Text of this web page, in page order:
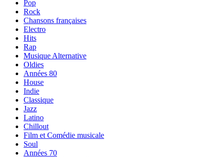
Pop
Rock
Chansons françaises
Electro
Hits
Rap
Musique Alternative
Oldies
Années 80
House
Indie
Classique
Jazz
Latino
Chillout
Film et Comédie musicale
Soul
Années 70